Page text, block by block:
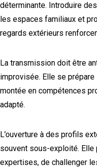
déterminante. Introduire
les espaces familiaux et
regards extérieurs
La transmission doit être
improvisée. Elle se
montée en compétences
adapté.
L’ouverture à des profils
souvent sous-exploité. Elle
expertises, de challenger